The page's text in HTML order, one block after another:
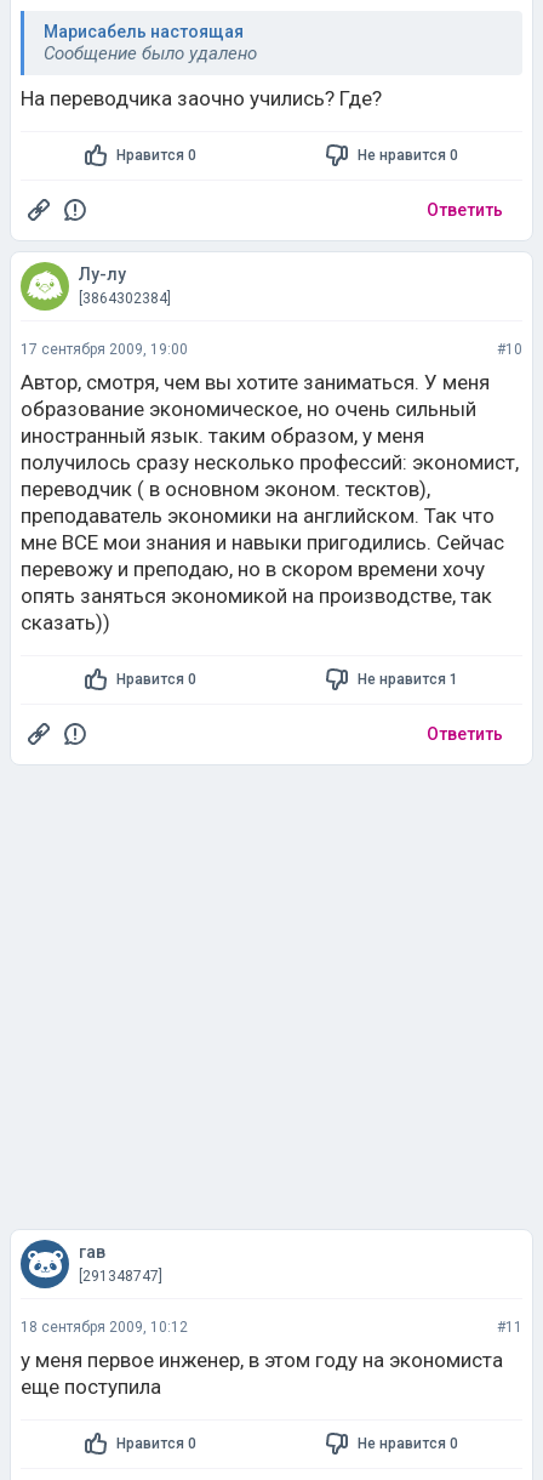
Марисабель настоящая
Сообщение было удалено
На переводчика заочно учились? Где?
Нравится 0 Не нравится 0
Ответить
Лу-лу
[3864302384]
17 сентября 2009, 19:00 #10
Автор, смотря, чем вы хотите заниматься. У меня
образование экономическое, но очень сильный
иностранный язык. таким образом, у меня
получилось сразу несколько профессий: экономист,
переводчик ( в основном эконом. тесктов),
преподаватель экономики на английском. Так что
мне ВСЕ мои знания и навыки пригодились. Сейчас
перевожу и преподаю, но в скором времени хочу
опять заняться экономикой на производстве, так
сказать))
Нравится 0 Не нравится 1
Ответить
гав
[291348747]
18 сентября 2009, 10:12 #11
у меня первое инженер, в этом году на экономиста
еще поступила
Нравится 0 Не нравится 0